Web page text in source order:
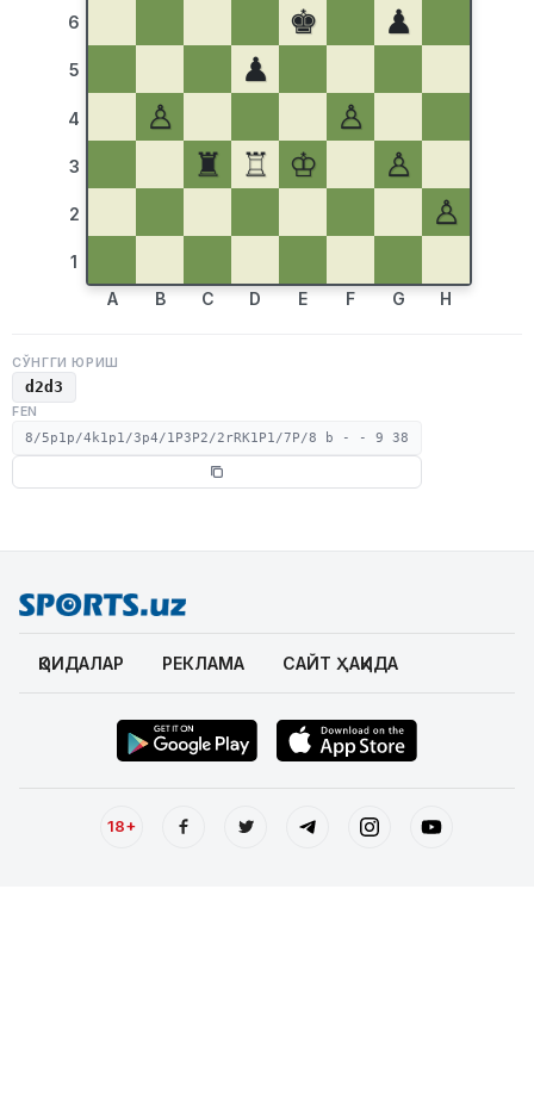
6
5
4
3
2
1
♚
♟
♟
♙
♙
♜
♖ ♔
♙
♙
A B C D E F G H
СЎНГГИ ЮРИШ
d2d3
FEN
8/5p1p/4k1p1/3p4/1P3P2/2rRK1P1/7P/8 b - - 9 38
ҚОИДАЛАР РЕКЛАМА САЙТ ҲАҚИДА
18+